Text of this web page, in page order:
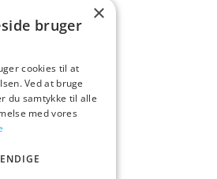
×
bruger
cookies til at
Ved at bruge
du samtykke til alle
med vores